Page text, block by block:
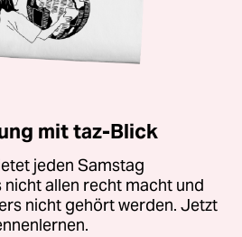
mit taz-Blick
jeden Samstag
allen recht macht und
nicht gehört werden. Jetzt